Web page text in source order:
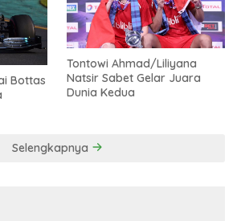
Bottas
Tontowi Ahmad/Liliyana
Natsir Sabet Gelar Juara
Dunia Kedua
Selengkapnya